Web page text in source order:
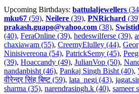
Upcoming Birthdays: battulaljewellers
mku67 (59), Neilere (39), PNRichard
prakash.guapo@yahoo.com (38),
(40), FeraOnline (39), hedeswilferse (39),
chaxiawam (55), CreemyElulley (44),
Ninisivereona (54), PatrickSemy (45),
(39), Hoaccandy (49), JulianVop (50),
nandanbisht (46), Pankaj Singh Bisht (40),
वीरेन्द्र सिंह बिष्ट (59), lata_negi (43),
sharma (35), narendrasingh.k (40), sameer